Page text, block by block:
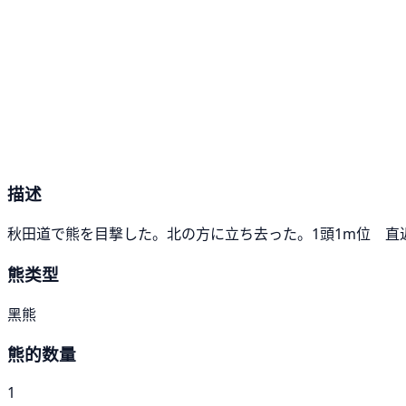
描述
秋田道で熊を目撃した。北の方に立ち去った。1頭1m位 直
熊类型
黑熊
熊的数量
1